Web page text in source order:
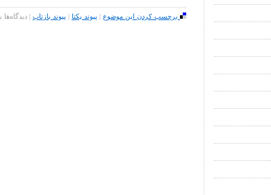
برچسب کردن این موضوع | پیوند یکتا | پیوند بازتاب | دیدگاه‌ها